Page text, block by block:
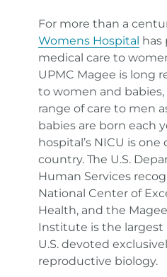
For more than a
Womens Hospital has
medical care to
UPMC Magee is long
to women and
range of care to men
babies are born each
hospital’s NICU is
country. The U.S.
Human Services
National Center of
Health, and the
Institute is the
U.S. devoted
reproductive biology.